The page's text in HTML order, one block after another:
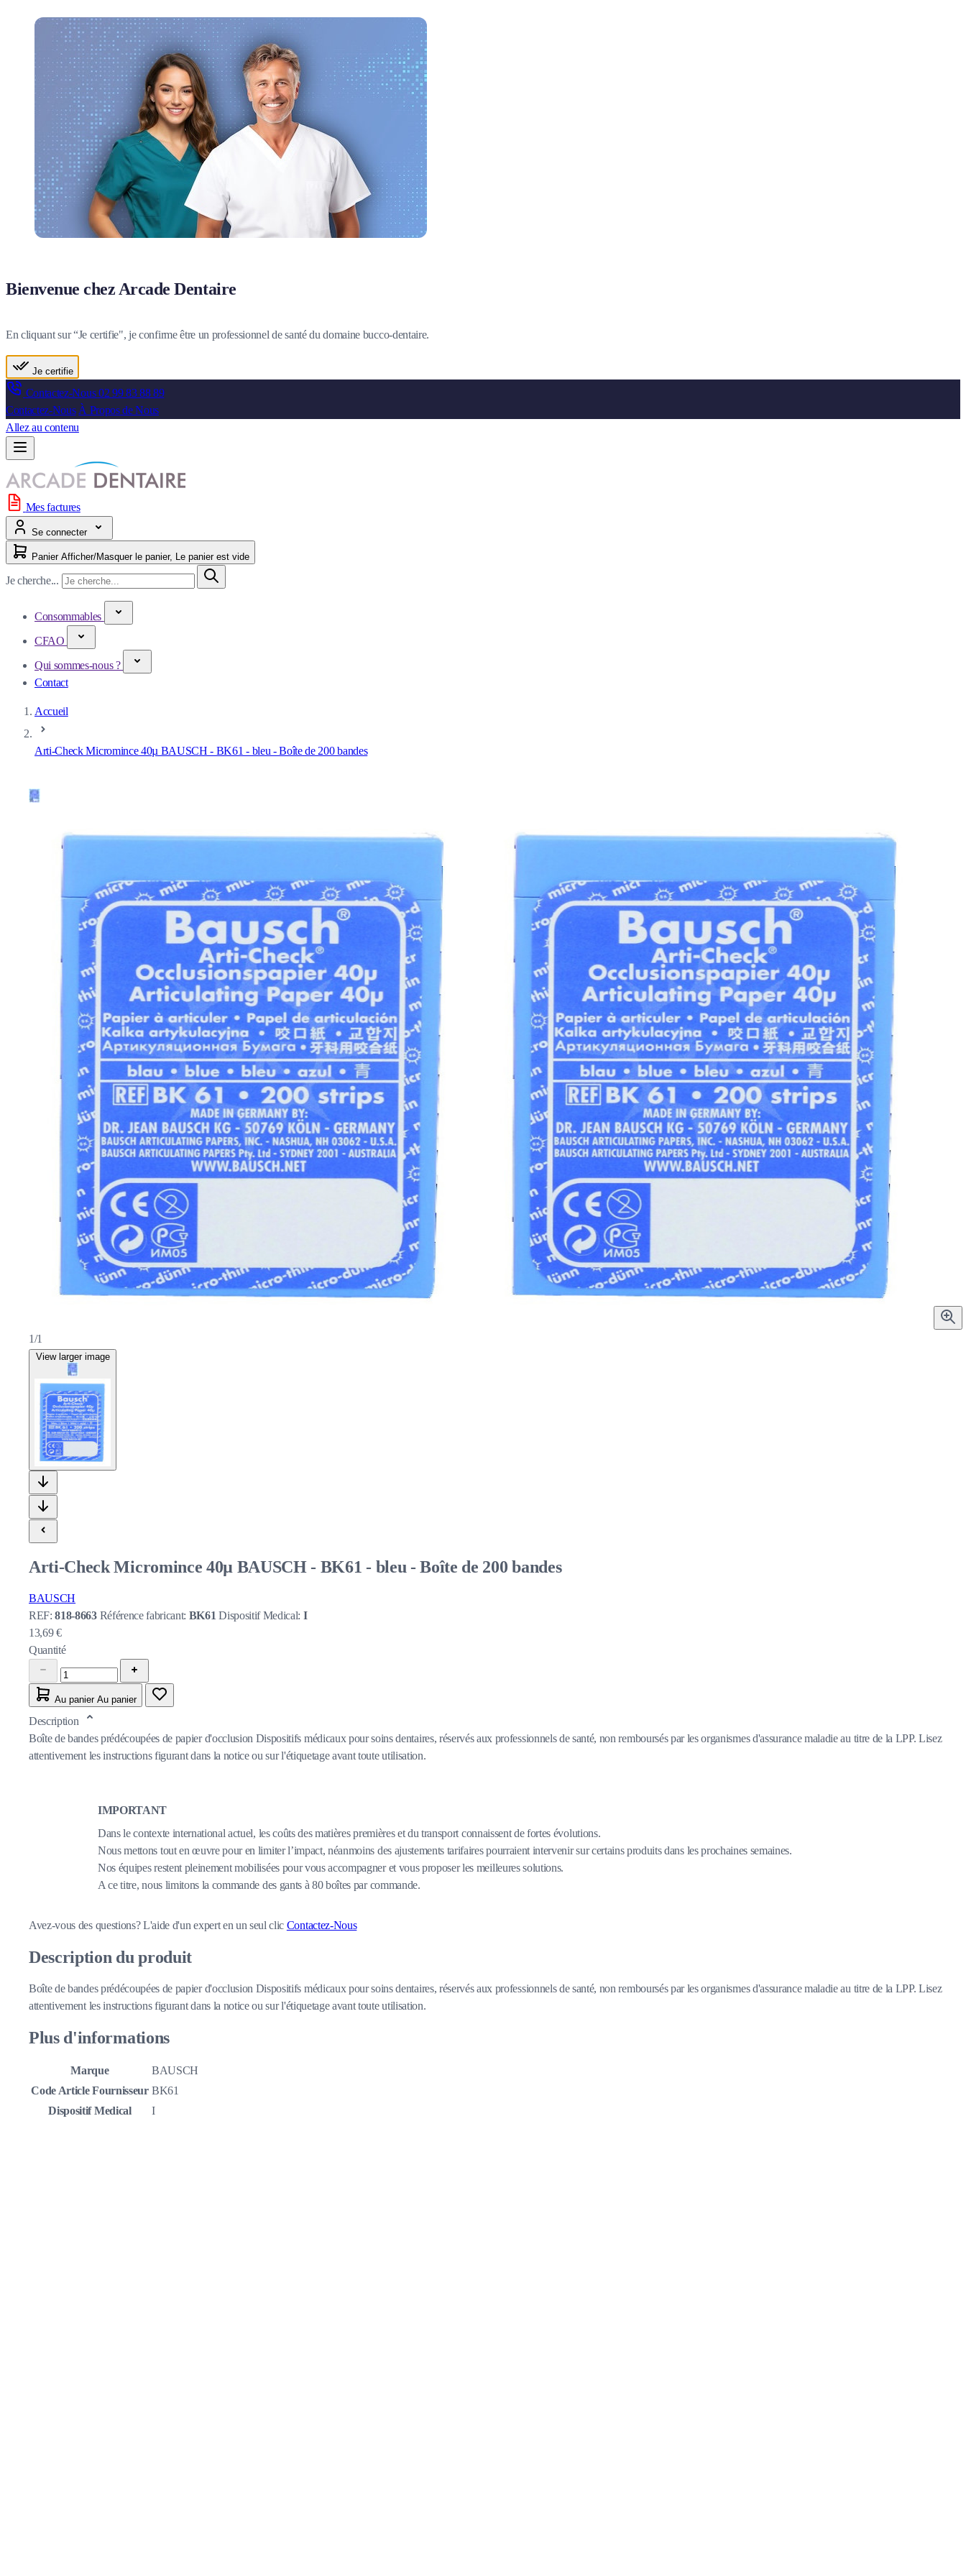
Bienvenue chez Arcade Dentaire
En cliquant sur “Je certifie", je confirme être un professionnel de santé du domaine bucco-dentaire.
Je certifie
Contactez-Nous02 99 83 88 89
Contactez-Nous À Propos de Nous
Allez au contenu
Mes factures
Se connecter
Panier Afficher/Masquer le panier, Le panier est vide
Je cherche...
Consommables
CFAO
Qui sommes-nous ?
Contact
Accueil
Arti-Check Micromince 40µ BAUSCH - BK61 - bleu - Boîte de 200 bandes
1/1
View larger image
Arti-Check Micromince 40µ BAUSCH - BK61 - bleu - Boîte de 200 bandes
BAUSCH
REF:818-8663 Référence fabricant: BK61Dispositif Medical: I
13,69 €
Quantité
Au panier Au panier
Description
Boîte de bandes prédécoupées de papier d'occlusion Dispositifs médicaux pour soins dentaires, réservés aux professionnels de santé, non remboursés par les organismes d'assurance maladie au titre de la LPP. Lisez
attentivement les instructions figurant dans la notice ou sur l'étiquetage avant toute utilisation.
IMPORTANT
Dans le contexte international actuel, les coûts des matières premières et du transport connaissent de fortes évolutions.
Nous mettons tout en œuvre pour en limiter l’impact, néanmoins des ajustements tarifaires pourraient intervenir sur certains produits dans les prochaines semaines.
Nos équipes restent pleinement mobilisées pour vous accompagner et vous proposer les meilleures solutions.
A ce titre, nous limitons la commande des gants à 80 boîtes par commande.
Avez-vous des questions?L'aide d'un expert en un seul clic Contactez-Nous
Description du produit
Boîte de bandes prédécoupées de papier d'occlusion Dispositifs médicaux pour soins dentaires, réservés aux professionnels de santé, non remboursés par les organismes d'assurance maladie au titre de la LPP. Lisez
attentivement les instructions figurant dans la notice ou sur l'étiquetage avant toute utilisation.
Plus d'informations
Marque
BAUSCH
Code Article Fournisseur BK61
Dispositif Medical
I